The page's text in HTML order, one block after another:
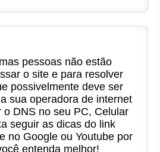
pessoas não estão
o site e para resolver
possivelmente deve ser
sua operadora de internet
o DNS no seu PC, Celular
seguir as dicas do link
no Google ou Youtube por
entenda melhor!